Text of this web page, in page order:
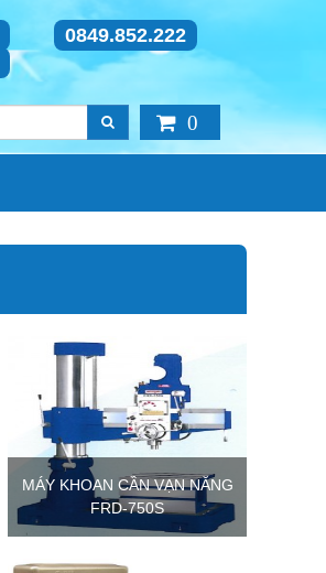
0849.852.222
0
MÁY KHOAN CẦN VẠN NĂNG
FRD-750S